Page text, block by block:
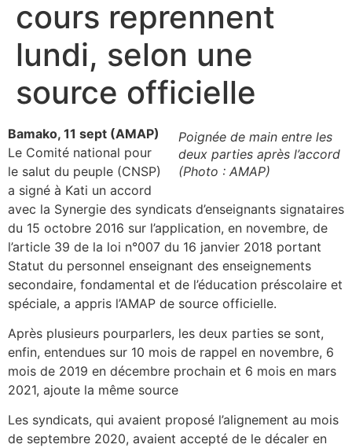
cours reprennent
lundi, selon une
source officielle
Poignée de main entre les
deux parties après l’accord
(Photo : AMAP)
Bamako, 11 sept (AMAP)
Le Comité national pour
le salut du peuple (CNSP)
a signé à Kati un accord
avec la Synergie des syndicats d’enseignants signataires
du 15 octobre 2016 sur l’application, en novembre, de
l’article 39 de la loi n°007 du 16 janvier 2018 portant
Statut du personnel enseignant des enseignements
secondaire, fondamental et de l’éducation préscolaire et
spéciale, a appris l’AMAP de source officielle.
Après plusieurs pourparlers, les deux parties se sont,
enfin, entendues sur 10 mois de rappel en novembre, 6
mois de 2019 en décembre prochain et 6 mois en mars
2021, ajoute la même source
Les syndicats, qui avaient proposé l’alignement au mois
de septembre 2020, avaient accepté de le décaler en